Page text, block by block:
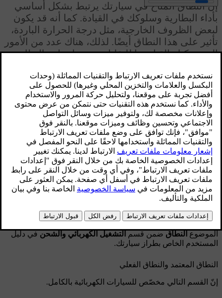
محدّث ١٩‏/٠٩‏/٢٠٢٤
إنّ النطاق المتاح في سيارتك يرتبط بشكل أساسي
بأداء البطارية وسلوكك في القيادة. كما أنه قد يكون
لبعض الظروف الخارجية، مثل درجة الحرارة الباردة،
تأثير على هذا النطاق أيضًا. لذلك، هناك عدد من الأمور
التي يمكنك القيام بها للتقليل من خطر تلف البطارية
السيارة أثناء ركنها في محيط بارد والحفاظ على
مستوى شحن البطارية ضمن هامش معيّن أثناء فترة
التخزين طويل الأمد للسيارة.
النطاق في درجات الحرارة الباردة
إنّ القسم التالي مخصّص للسيارات الكهربائية الهجينة والسيارات
الكهربائية بالكامل.
عندما تكون درجة الحرارة باردة، قد تصبح البطارية شديدة البرودة
وقد يكون لذلك تأثير على نطاق قيادة السيارة. بغية تجنّب ذلك،
احرص على شحن بطارية السيارة عند ركنها في محيط بارد.
الموضوع النطاق ضمن قسم التشغيل الكهربائي والشحن في دليل
المستخدم الخاص بطراز سيارتك.
النطاق المعتمد والنطاق الفعلي
إنّ القسم التالي مخصّص للسيارات الكهربائية بالكامل.